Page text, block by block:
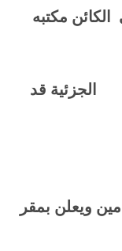
مكتبه
الجزئية قد
ويعلن بمقر